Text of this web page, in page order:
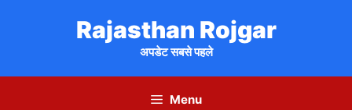
Rajasthan Rojgar
अपडेट सबसे पहले
Menu